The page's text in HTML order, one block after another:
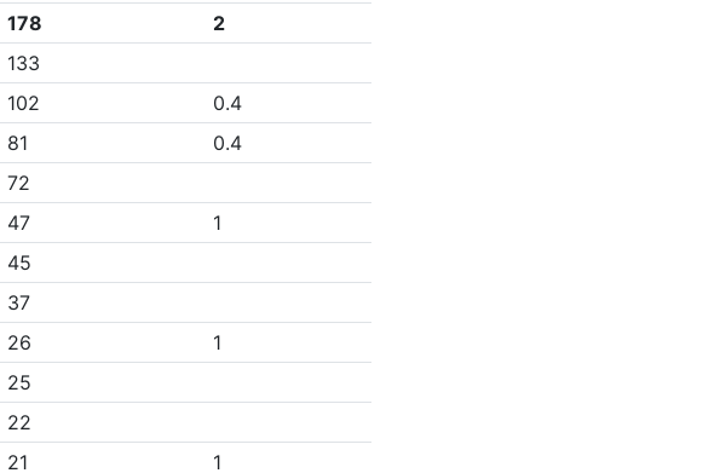
178
2
133
102
0.4
81
0.4
72
47
1
45
37
26
1
25
22
21
1